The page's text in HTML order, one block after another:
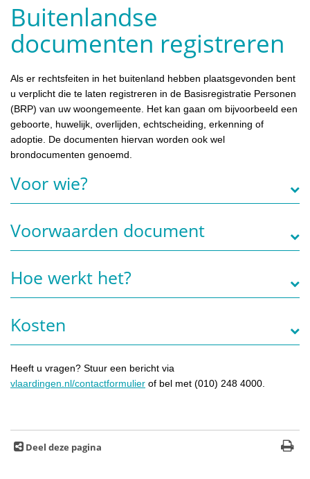
Buitenlandse
documenten registreren
Als er rechtsfeiten in het buitenland hebben plaatsgevonden bent
u verplicht die te laten registreren in de Basisregistratie Personen
(BRP) van uw woongemeente. Het kan gaan om bijvoorbeeld een
geboorte, huwelijk, overlijden, echtscheiding, erkenning of
adoptie. De documenten hiervan worden ook wel
brondocumenten genoemd.
Voor wie?
Voorwaarden document
Hoe werkt het?
Kosten
Heeft u vragen? Stuur een bericht via
vlaardingen.nl/contactformulier of bel met (010) 248 4000.
Deel deze pagina